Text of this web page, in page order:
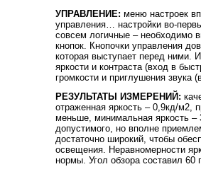
УПРАВЛЕНИЕ: меню настроек
управления… настройки во-
совсем логичные – необходимо
кнопок. Кнопочки управления
которая выступает перед ними.
яркости и контраста (вход в
громкости и приглушения звука
РЕЗУЛЬТАТЫ ИЗМЕРЕНИЙ:
отраженная яркость – 0,9кд/м2,
меньше, минимальная яркость –
допустимого, но вполне
достаточно широкий, чтобы
освещения. Неравномерности
нормы. Угол обзора составил 60